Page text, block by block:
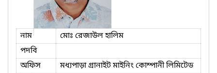
নাম
মোঃ রেজাউল হালিম
পদবি
অফিস
মধ্যপাড়া গ্রানাইট মাইনিং কোম্পানী লিমিটেড